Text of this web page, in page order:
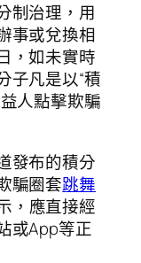
制治理，用
事或兌換相
，如未實時
子凡是以“積
人點擊欺騙
發布的積分
騙圈套跳舞
，應直接經
或App等正